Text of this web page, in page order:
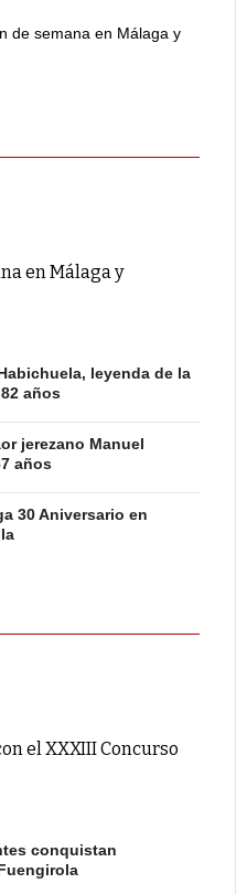
de semana en Málaga y
en Málaga y
leyenda de la
años
jerezano Manuel
años
30 Aniversario en
el XXXIII Concurso
conquistan